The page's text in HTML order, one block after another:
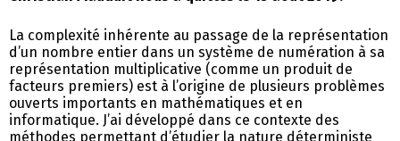
La complexité inhérente au passage de la représentation
d’un nombre entier dans un système de numération à sa
représentation multiplicative (comme un produit de
facteurs premiers) est à l’origine de plusieurs problèmes
ouverts importants en mathématiques et en
informatique. J’ai développé dans ce contexte des
méthodes permettant d’étudier la nature déterministe